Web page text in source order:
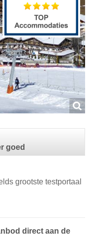
goed
grootste testportaal
direct aan de